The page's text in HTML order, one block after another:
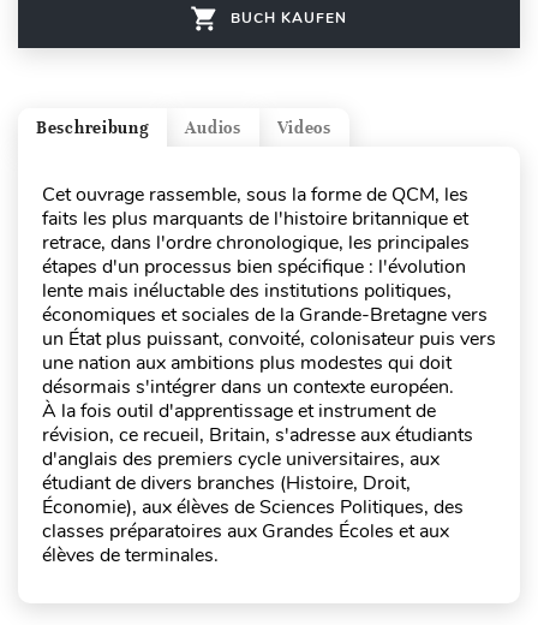
BUCH KAUFEN
Videos
Audios
Beschreibung
Cet ouvrage rassemble, sous la forme de QCM, les
faits les plus marquants de l'histoire britannique et
retrace, dans l'ordre chronologique, les principales
étapes d'un processus bien spécifique : l'évolution
lente mais inéluctable des institutions politiques,
économiques et sociales de la Grande-Bretagne vers
un État plus puissant, convoité, colonisateur puis vers
une nation aux ambitions plus modestes qui doit
désormais s'intégrer dans un contexte européen.
À la fois outil d'apprentissage et instrument de
révision, ce recueil, Britain, s'adresse aux étudiants
d'anglais des premiers cycle universitaires, aux
étudiant de divers branches (Histoire, Droit,
Économie), aux élèves de Sciences Politiques, des
classes préparatoires aux Grandes Écoles et aux
élèves de terminales.